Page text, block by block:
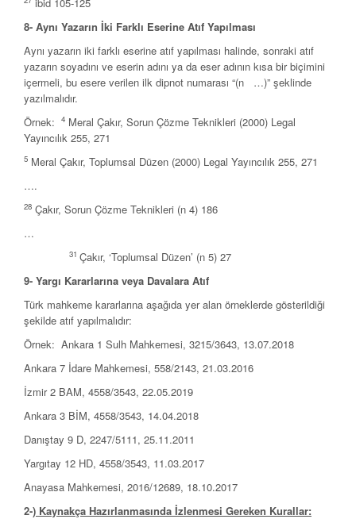
8- Aynı Yazarın İki Farklı Eserine Atıf Yapılması
Aynı yazarın iki farklı eserine atıf yapılması halinde, sonraki atıf
yazarın soyadını ve eserin adını ya da eser adının kısa bir biçimini
içermeli, bu esere verilen ilk dipnot numarası “(n …)” şeklinde
yazılmalıdır.
Örnek:
4 Meral Çakır, Sorun Çözme Teknikleri (2000) Legal
Yayıncılık 255, 271
5 Meral Çakır, Toplumsal Düzen (2000) Legal Yayıncılık 255, 271
….
28 Çakır, Sorun Çözme Teknikleri (n 4) 186
…
31 Çakır, ‘Toplumsal Düzen’ (n 5) 27
9- Yargı Kararlarına veya Davalara Atıf
Türk mahkeme kararlarına aşağıda yer alan örneklerde gösterildiği
şekilde atıf yapılmalıdır:
Örnek: Ankara 1 Sulh Mahkemesi, 3215/3643, 13.07.2018
Ankara 7 İdare Mahkemesi, 558/2143, 21.03.2016
İzmir 2 BAM, 4558/3543, 22.05.2019
Ankara 3 BİM, 4558/3543, 14.04.2018
Danıştay 9 D, 2247/5111, 25.11.2011
Yargıtay 12 HD, 4558/3543, 11.03.2017
Anayasa Mahkemesi, 2016/12689, 18.10.2017
2-) Kaynakça Hazırlanmasında İzlenmesi Gereken Kurallar: